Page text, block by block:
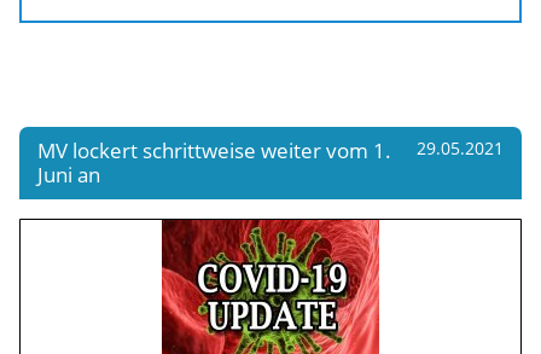
29.05.2021
MV lockert schrittweise weiter vom 1.
Juni an